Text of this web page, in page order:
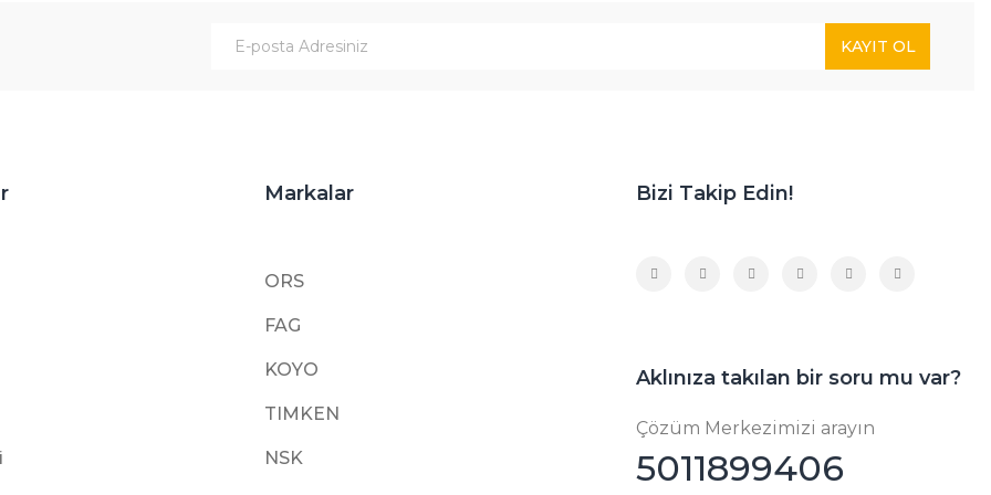
KAYIT OL
Markalar
ORS
FAG
KOYO
TIMKEN
NSK
Bizi Takip Edin!
Aklınıza takılan bir soru mu var?
Çözüm Merkezimizi arayın
5011899406